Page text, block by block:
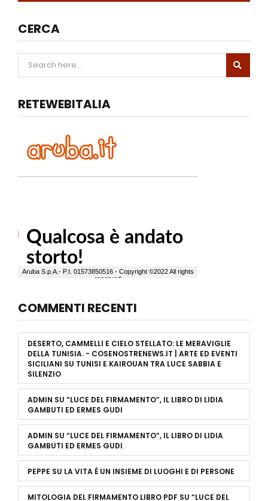
CERCA
RETEWEBITALIA
COMMENTI RECENTI
DESERTO, CAMMELLI E CIELO STELLATO: LE MERAVIGLIE
DELLA TUNISIA. - COSENOSTRENEWS.IT | ARTE ED EVENTI
SICILIANI SU TUNISI E KAIROUAN TRA LUCE SABBIA E
SILENZIO
ADMIN SU “LUCE DEL FIRMAMENTO”, IL LIBRO DI LIDIA
GAMBUTI ED ERMES GUDI
ADMIN SU “LUCE DEL FIRMAMENTO”, IL LIBRO DI LIDIA
GAMBUTI ED ERMES GUDI
PEPPE SU LA VITA È UN INSIEME DI LUOGHI E DI PERSONE
MITOLOGIA DEL FIRMAMENTO LIBRO PDF SU “LUCE DEL